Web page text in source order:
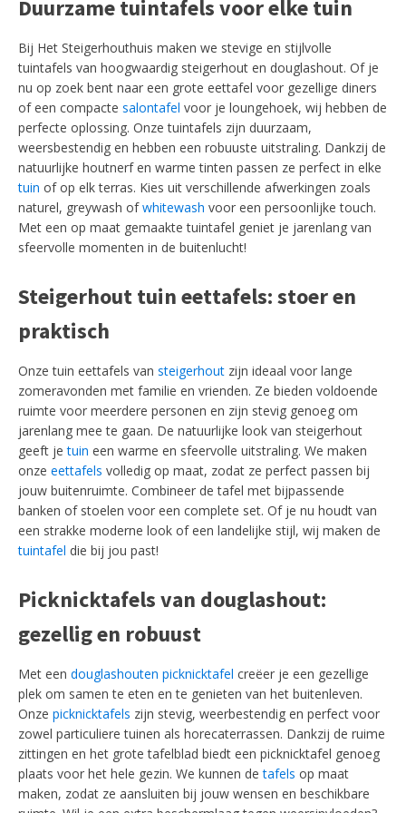
Duurzame tuintafels voor elke tuin
Bij Het Steigerhouthuis maken we stevige en stijlvolle
tuintafels van hoogwaardig steigerhout en douglashout. Of je
nu op zoek bent naar een grote eettafel voor gezellige diners
of een compacte salontafel voor je loungehoek, wij hebben de
perfecte oplossing. Onze tuintafels zijn duurzaam,
weersbestendig en hebben een robuuste uitstraling. Dankzij de
natuurlijke houtnerf en warme tinten passen ze perfect in elke
tuin of op elk terras. Kies uit verschillende afwerkingen zoals
naturel, greywash ofwhitewash voor een persoonlijke touch.
Met een op maat gemaakte tuintafel geniet je jarenlang van
sfeervolle momenten in de buitenlucht!
Steigerhout tuin eettafels: stoer en
praktisch
Onze tuin eettafels van steigerhout zijn ideaal voor lange
zomeravonden met familie en vrienden. Ze bieden voldoende
ruimte voor meerdere personen en zijn stevig genoeg om
jarenlang mee te gaan. De natuurlijke look van steigerhout
geeft jetuin een warme en sfeervolle uitstraling. We maken
onze eettafels volledig op maat, zodat ze perfect passen bij
jouw buitenruimte. Combineer de tafel met bijpassende
banken of stoelen voor een complete set. Of je nu houdt van
een strakke moderne look of een landelijke stijl, wij maken de
tuintafel die bij jou past!
Picknicktafels van douglashout:
gezellig en robuust
Met een douglashouten picknicktafel creëer je een gezellige
plek om samen te eten en te genieten van het buitenleven.
Onze picknicktafels zijn stevig, weerbestendig en perfect voor
zowel particuliere tuinen als horecaterrassen. Dankzij de ruime
zittingen en het grote tafelblad biedt een picknicktafel genoeg
plaats voor het hele gezin. We kunnen detafels op maat
maken, zodat ze aansluiten bij jouw wensen en beschikbare